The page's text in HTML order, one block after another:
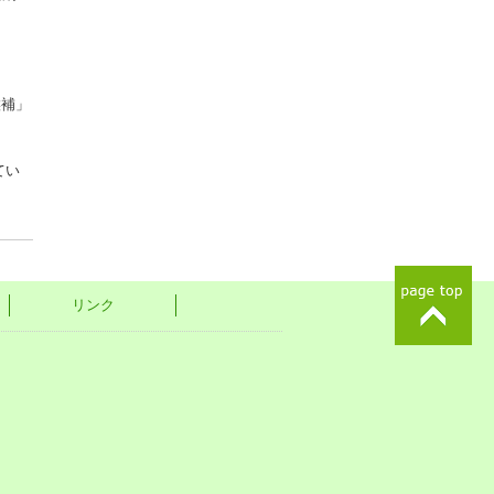
」
い
リンク